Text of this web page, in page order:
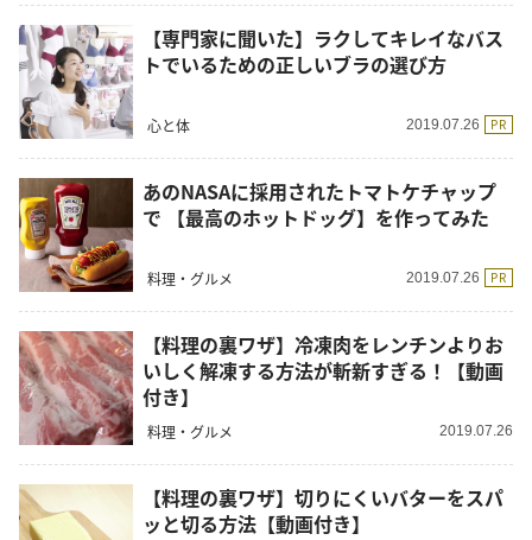
【専門家に聞いた】ラクしてキレイなバス
トでいるための正しいブラの選び方
心と体 2019.07.26 PR
あのNASAに採用されたトマトケチャップ
で 【最高のホットドッグ】を作ってみた
料理・グルメ 2019.07.26 PR
【料理の裏ワザ】冷凍肉をレンチンよりお
いしく解凍する方法が斬新すぎる！【動画
付き】
料理・グルメ 2019.07.26
【料理の裏ワザ】切りにくいバターをスパ
ッと切る方法【動画付き】